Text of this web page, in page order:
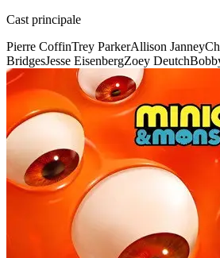
Cast principale
Pierre CoffinTrey ParkerAllison Janney
BridgesJesse EisenbergZoey Deutch